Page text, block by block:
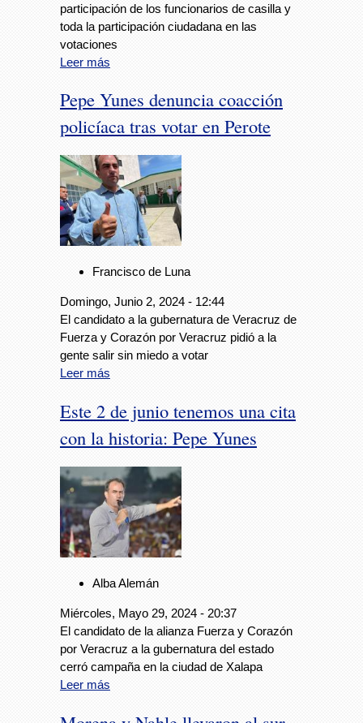
participación de los funcionarios de casilla y
toda la participación ciudadana en las
votaciones
Leer más
Pepe Yunes denuncia coacción
policíaca tras votar en Perote
Francisco de Luna
Domingo, Junio 2, 2024 - 12:44
El candidato a la gubernatura de Veracruz de
Fuerza y Corazón por Veracruz pidió a la
gente salir sin miedo a votar
Leer más
Este 2 de junio tenemos una cita
con la historia: Pepe Yunes
Alba Alemán
Miércoles, Mayo 29, 2024 - 20:37
El candidato de la alianza Fuerza y Corazón
por Veracruz a la gubernatura del estado
cerró campaña en la ciudad de Xalapa
Leer más